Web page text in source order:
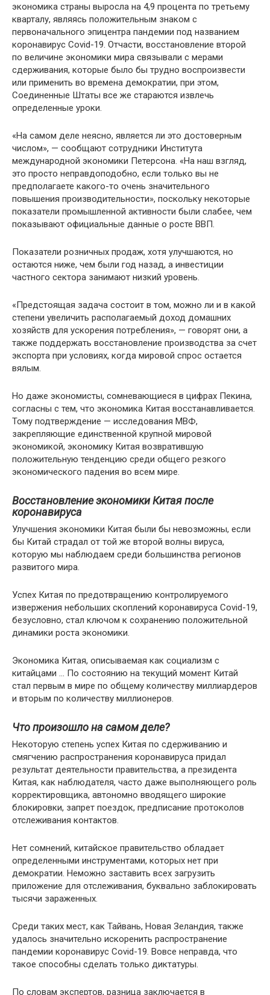
экономика страны выросла на 4,9 процента по третьему
кварталу, являясь положительным знаком с
первоначального эпицентра пандемии под названием
коронавирус Covid-19. Отчасти, восстановление второй
по величине экономики мира связывали с мерами
сдерживания, которые было бы трудно воспроизвести
или применить во времена демократии, при этом,
Соединенные Штаты все же стараются извлечь
определенные уроки.
«На самом деле неясно, является ли это достоверным
числом», — сообщают сотрудники Института
международной экономики Петерсона. «На наш взгляд,
это просто неправдоподобно, если только вы не
предполагаете какого-то очень значительного
повышения производительности», поскольку некоторые
показатели промышленной активности были слабее, чем
показывают официальные данные о росте ВВП.
Показатели розничных продаж, хотя улучшаются, но
остаются ниже, чем были год назад, а инвестиции
частного сектора занимают низкий уровень.
«Предстоящая задача состоит в том, можно ли и в какой
степени увеличить располагаемый доход домашних
хозяйств для ускорения потребления», — говорят они, а
также поддержать восстановление производства за счет
экспорта при условиях, когда мировой спрос остается
вялым.
Но даже экономисты, сомневающиеся в цифрах Пекина,
согласны с тем, что экономика Китая восстанавливается.
Тому подтверждение — исследования МВФ,
закрепляющие единственной крупной мировой
экономикой, экономику Китая возвратившую
положительную тенденцию среди общего резкого
экономического падения во всем мире.
Восстановление экономики Китая после
коронавируса
Улучшения экономики Китая были бы невозможны, если
бы Китай страдал от той же второй волны вируса,
которую мы наблюдаем среди большинства регионов
развитого мира.
Успех Китая по предотвращению контролируемого
извержения небольших скоплений коронавируса Covid-19,
безусловно, стал ключом к сохранению положительной
динамики роста экономики.
Экономика Китая, описываемая как социализм с
китайцами … По состоянию на текущий момент Китай
стал первым в мире по общему количеству миллиардеров
и вторым по количеству миллионеров.
Что произошло на самом деле?
Некоторую степень успех Китая по сдерживанию и
смягчению распространения коронавируса придал
результат деятельности правительства, а президента
Китая, как наблюдателя, часто даже выполняющего роль
корректировщика, автономно вводящего широкие
блокировки, запрет поездок, предписание протоколов
отслеживания контактов.
Нет сомнений, китайское правительство обладает
определенными инструментами, которых нет при
демократии. Неможно заставить всех загрузить
приложение для отслеживания, буквально заблокировать
тысячи зараженных.
Среди таких мест, как Тайвань, Новая Зеландия, также
удалось значительно искоренить распространение
пандемии коронавирус Covid-19. Вовсе неправда, что
такое способны сделать только диктатуры.
По словам экспертов, разница заключается в